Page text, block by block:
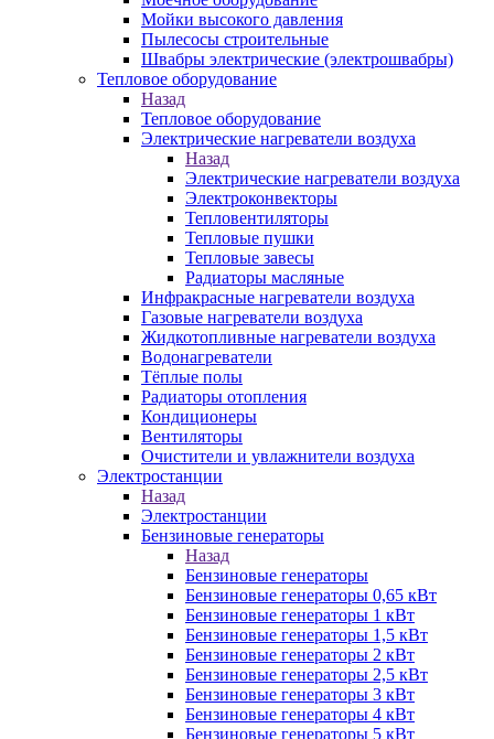
Мойки высокого давления
Пылесосы строительные
Швабры электрические (электрошвабры)
Тепловое оборудование
Назад
Тепловое оборудование
Электрические нагреватели воздуха
Назад
Электрические нагреватели воздуха
Электроконвекторы
Тепловентиляторы
Тепловые пушки
Тепловые завесы
Радиаторы масляные
Инфракрасные нагреватели воздуха
Газовые нагреватели воздуха
Жидкотопливные нагреватели воздуха
Водонагреватели
Тёплые полы
Радиаторы отопления
Кондиционеры
Вентиляторы
Очистители и увлажнители воздуха
Электростанции
Назад
Электростанции
Бензиновые генераторы
Назад
Бензиновые генераторы
Бензиновые генераторы 0,65 кВт
Бензиновые генераторы 1 кВт
Бензиновые генераторы 1,5 кВт
Бензиновые генераторы 2 кВт
Бензиновые генераторы 2,5 кВт
Бензиновые генераторы 3 кВт
Бензиновые генераторы 4 кВт
Бензиновые генераторы 5 кВт